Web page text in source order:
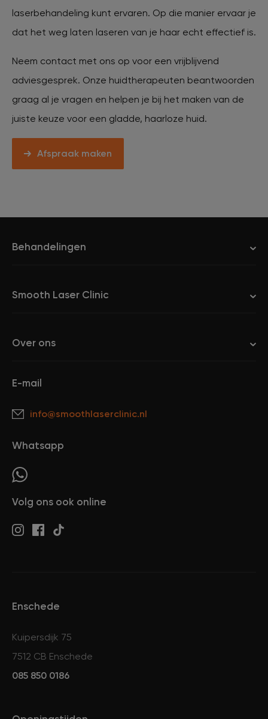
laserbehandeling kunt ervaren. Op die manier ervaar je
dat het weg laten laseren van je haar echt effectief is.
Neem contact met ons op voor een vrijblijvend
adviesgesprek. Onze huidtherapeuten beantwoorden
graag al je vragen en helpen je bij het maken van de
juiste keuze voor een gladde, haarloze huid.
Afspraak maken
Behandelingen
Smooth Laser Clinic
Over ons
E-mail
info@smoothlaserclinic.nl
Whatsapp
Volg ons ook online
Enschede
Kuipersdijk 75
7512 CB Enschede
085 850 0186